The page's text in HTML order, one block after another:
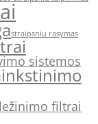
straipsniu rasymas
sistemos
filtrai